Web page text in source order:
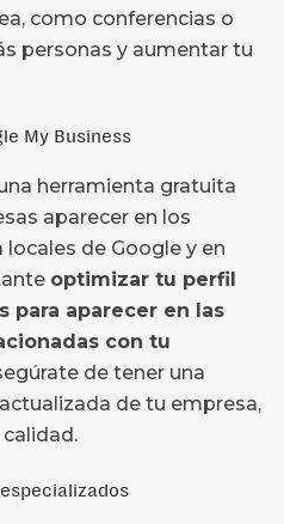
como conferencias o
personas y aumentar tu
My Business
herramienta gratuita
aparecer en los
de Google y en
optimizar tu perfil
para aparecer en las
con tu
de tener una
de tu empresa,